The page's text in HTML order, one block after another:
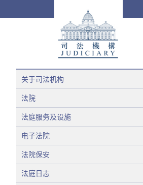
关于司法机构
法院
法庭服务及设施
电子法院
法院保安
法庭日志